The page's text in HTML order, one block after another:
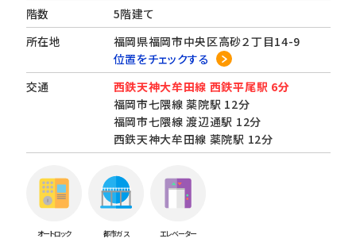
階数
5階建て
所在地
福岡県福岡市中央区高砂２丁目14-9
位置をチェックする
交通
西鉄天神大牟田線 西鉄平尾駅 6分
福岡市七隈線 薬院駅 12分
福岡市七隈線 渡辺通駅 12分
西鉄天神大牟田線 薬院駅 12分
オートロック 都市ガス エレベーター